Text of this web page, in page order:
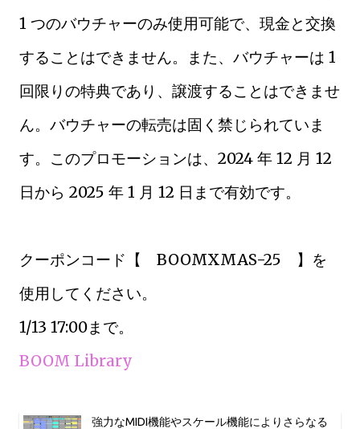
1 つのバウチャーのみ使用可能で、現金と交換
することはできません。また、バウチャーは 1
回限りの特典であり、譲渡することはできませ
ん。バウチャーの転売は固く禁じられていま
す。このプロモーションは、2024 年 12 月 12
日から 2025 年 1 月 12 日まで有効です。
クーポンコード【 BOOMXMAS-25 】を
使用してください。
1/13 17:00まで。
BOOM Library
強力なMIDI機能やスケール機能によりさらなる